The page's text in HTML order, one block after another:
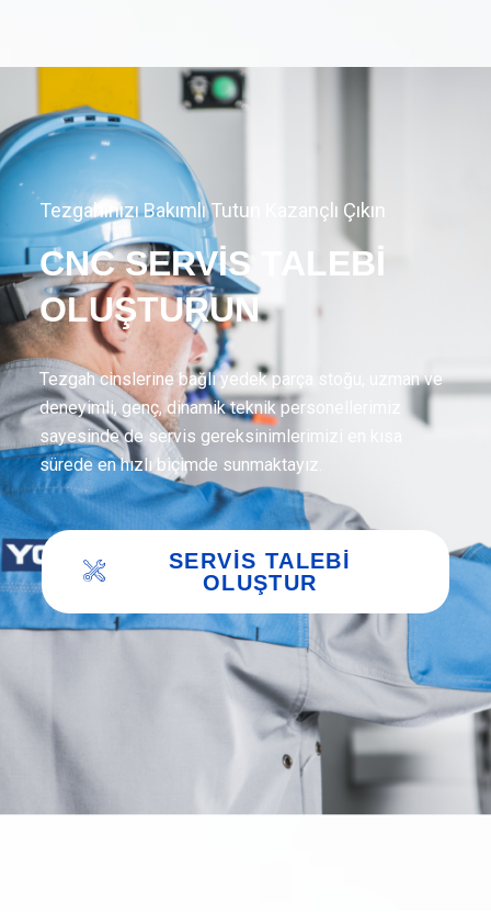
Tezgahınızı Bakımlı Tutun Kazançlı Çıkın
CNC SERVİS TALEBİ
OLUŞTURUN
Tezgah cinslerine bağlı yedek parça stoğu, uzman ve
deneyimli, genç, dinamik teknik personellerimiz
sayesinde de servis gereksinimlerimizi en kısa
sürede en hızlı biçimde sunmaktayız.
SERVIS TALEBI
OLUŞTUR